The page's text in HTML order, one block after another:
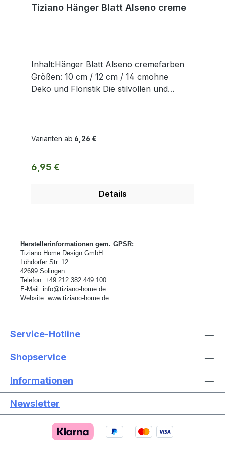
Tiziano Hänger Blatt Alseno creme
Inhalt:Hänger Blatt Alseno cremefarben
Größen: 10 cm / 12 cm / 14 cmohne
Deko und Floristik Die stilvollen und
harmonischen Silhouetten. Vielfache
Teelichtern und Vasen schaffen
Individualität. Setzen Sie mit Ihrem
aufwendiger Handarbeit – jedes mit ganz
eigenem Zauber. Hinweis:Die Maßangaben
entsprechen der Herstellerangabe von
Tiziano und sind ca-Werte. Eventuelle
Besonderheiten oder Abweichungen
Varianten ab 6,26 €
Regulärer Preis:
6,95 €
Details
Herstellerinformationen gem. GPSR:
Tiziano Home Design GmbH
öhdorfer Str. 12
42699 Solingen
Telefon: +49 212 382 449 100
E-Mail: info@tiziano-home.de
Website: www.tiziano-home.de
Service-Hotline
Shopservice
Informationen
Newsletter
Text vergrößern
Farben invertieren Monochrom